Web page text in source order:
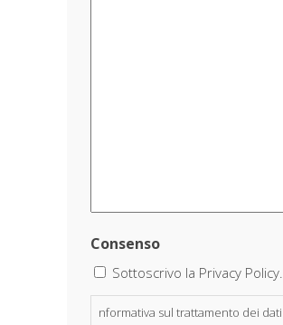
Consenso
Sottoscrivo la Privacy Policy.
nformativa sul trattamento dei dati